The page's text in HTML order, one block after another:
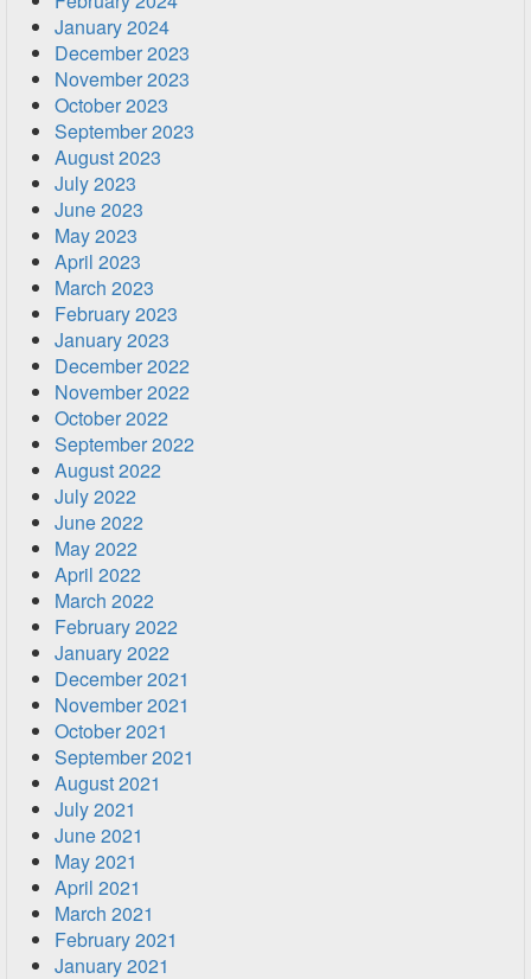
January 2024
December 2023
November 2023
October 2023
September 2023
August 2023
July 2023
June 2023
May 2023
April 2023
March 2023
February 2023
January 2023
December 2022
November 2022
October 2022
September 2022
August 2022
July 2022
June 2022
May 2022
April 2022
March 2022
February 2022
January 2022
December 2021
November 2021
October 2021
September 2021
August 2021
July 2021
June 2021
May 2021
April 2021
March 2021
February 2021
January 2021